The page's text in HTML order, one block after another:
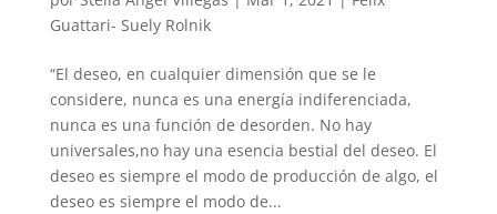
Guattari- Suely Rolnik
“El deseo, en cualquier dimensión que se le
considere, nunca es una energía indiferenciada,
nunca es una función de desorden. No hay
universales,no hay una esencia bestial del deseo. El
deseo es siempre el modo de producción de algo, el
deseo es siempre el modo de...